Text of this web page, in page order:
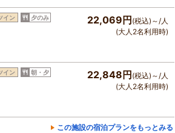
イン 夕のみ 22,069円 (税込)～/人
(大人2名利用時)
イン 朝・夕 22,848円 (税込)～/人
(大人2名利用時)
この施設の宿泊プランをもっとみる